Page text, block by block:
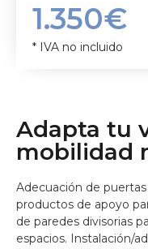
1.350€
* IVA no incluido
Adapta tu
mobilidad
Adecuación de
productos de apoyo
de paredes divisorias
espacios. Instalación/